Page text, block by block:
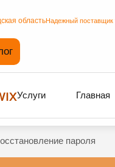
областьНадежный поставщик
Услуги Главная
пароля